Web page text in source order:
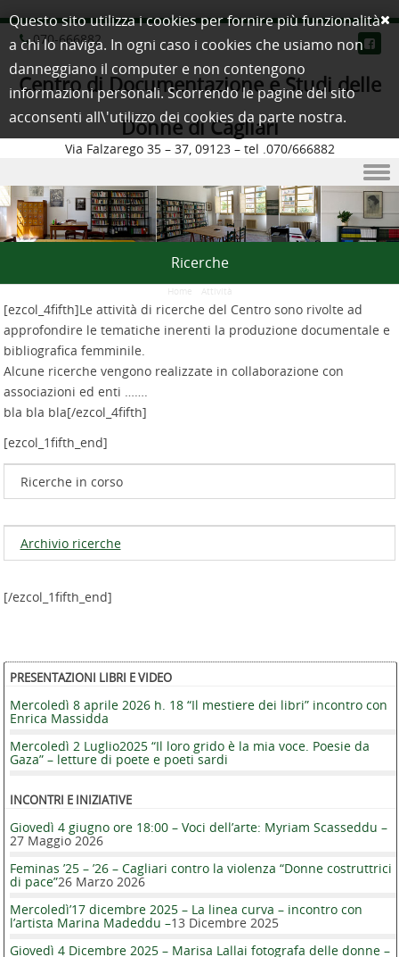
070-666882
Centro di Documentazione e Studi delle
Donne di Cagliari
Via Falzarego 35 – 37, 09123 – tel .070/666882
Skip to content
Ricerche
Home Attività
[ezcol_4fifth]Le attività di ricerche del Centro sono rivolte ad
approfondire le tematiche inerenti la produzione documentale e
bibliografica femminile.
Alcune ricerche vengono realizzate in collaborazione con
associazioni ed enti …….
bla bla bla[/ezcol_4fifth]
[ezcol_1fifth_end]
Ricerche in corso
Archivio ricerche
[/ezcol_1fifth_end]
PRESENTAZIONI LIBRI E VIDEO
Mercoledì 8 aprile 2026 h. 18 “Il mestiere dei libri” incontro con
Enrica Massidda
Mercoledì 2 Luglio2025 “Il loro grido è la mia voce. Poesie da
Gaza” – letture di poete e poeti sardi
INCONTRI E INIZIATIVE
Giovedì 4 giugno ore 18:00 – Voci dell’arte: Myriam Scasseddu –
27 Maggio 2026
Feminas ’25 – ’26 – Cagliari contro la violenza “Donne costruttrici
di pace”26 Marzo 2026
Mercoledì’17 dicembre 2025 – La linea curva – incontro con
l’artista Marina Madeddu –13 Dicembre 2025
Giovedì 4 Dicembre 2025 – Marisa Lallai fotografa delle donne –
Questo sito utilizza i cookies per fornire più funzionalità
a chi lo naviga. In ogni caso i cookies che usiamo non
danneggiano il computer e non contengono
informazioni personali. Scorrendo le pagine del sito
acconsenti all\'utilizzo dei cookies da parte nostra.